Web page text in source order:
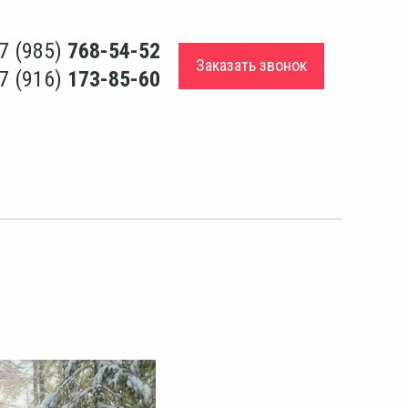
(985) 768-54-52
(916) 173-85-60
Заказать звонок